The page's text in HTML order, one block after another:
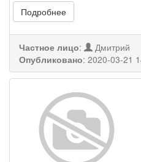
Подробнее
Частное лицо:
Дмитрий
Опубликовано: 2020-03-21